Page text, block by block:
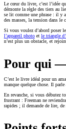
Le cœur du livre, c’est l’idée
démonte la règle des tiers au
se lit comme une phrase : il y
des masses, la tension dans le
Si vous voulez d’abord poser
l’appareil photo et le triangle
n’est plus un obstacle, et
Pour qui
C’est le livre idéal pour un
manque quelque chose. Il
En revanche, si vous débutez
frustrant : Freeman ne
rapides ; il demande de lire, de